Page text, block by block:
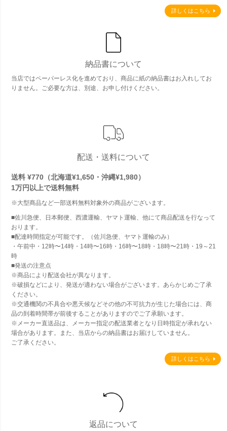
詳しくはこちら
納品書について
当店ではペーパーレス化を進めており、商品に紙の納品書はお入れしてお
りません。ご必要な方は、別途、お申し付けください。
配送・送料について
送料 ¥770（北海道¥1,650・沖縄¥1,980）
1万円以上で送料無料
※大型商品など一部送料無料対象外の商品がございます。
■佐川急便、日本郵便、西濃運輸、ヤマト運輸、他にて商品配送を行なって
おります。
■配達時間指定が可能です。（佐川急便、ヤマト運輸のみ）
・午前中・12時〜14時・14時〜16時・16時〜18時・18時〜21時・19～21
時
■発送の注意点
※商品により配送会社が異なります。
※破損などにより、発送が適わない場合がございます。あらかじめご了承
ください。
※交通機関の不具合や悪天候などその他の不可抗力が生じた場合には、商
品の到着時間帯が前後することがありますのでご了承願います。
※メーカー直送品は、メーカー指定の配送業者となり日時指定が承れない
場合があります。また、当店からの納品書はお届けしていません。
ご了承ください。
詳しくはこちら
返品について